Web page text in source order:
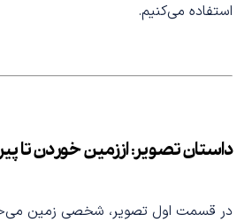
استفاده می‌کنیم.
داستان تصویر: از زمین خوردن تا
در قسمت اول تصویر، شخصی زمین